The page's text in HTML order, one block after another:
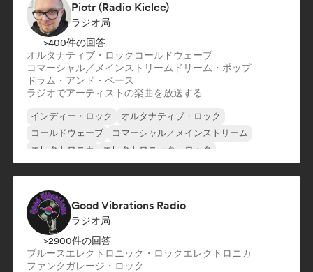
Piotr (Radio Kielce)
ラジオ局
>400件の回答
オルタナティブ・ロック コールドウェーブ
コマーシャル／メインストリーム ドリーム・ポップ
ドラム・アンド・ベース
ラジオでアーティストの楽曲を放送する
インディー・ロック
オルタナティブ・ロック
コールドウェーブ
コマーシャル／メインストリーム
エレクトロニカ
エレクトロニック・ロック
Good Vibrations Radio
ラジオ局
>2900件の回答
ブルースエレクトロニック・ロックエレクトロニカ
ファンクガレージ・ロック